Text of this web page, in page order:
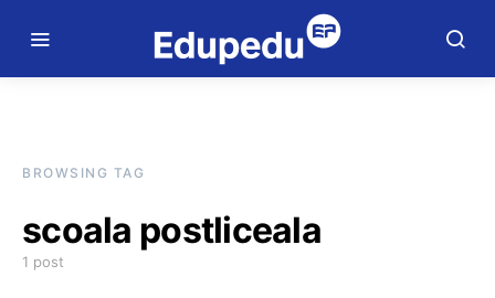
BROWSING TAG
scoala postliceala
1 post